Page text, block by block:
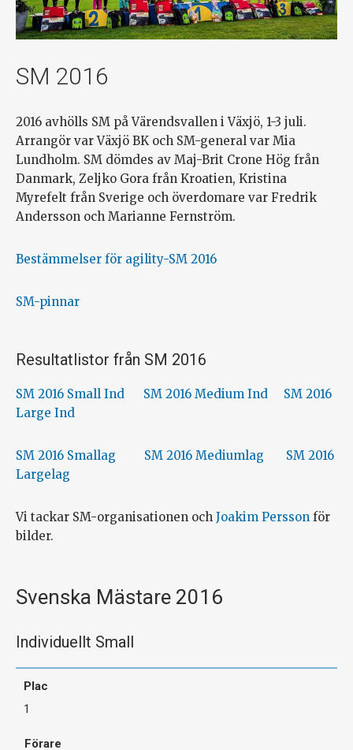
SM 2016
2016 avhölls SM på Värendsvallen i Växjö, 1-3 juli.
Arrangör var Växjö BK och SM-general var Mia
Lundholm. SM dömdes av Maj-Brit Crone Hög från
Danmark, Zeljko Gora från Kroatien, Kristina
Myrefelt från Sverige och överdomare var Fredrik
Andersson och Marianne Fernström.
Bestämmelser för agility-SM 2016
SM-pinnar
Resultatlistor från SM 2016
SM 2016 Small Ind SM 2016 Medium Ind
SM 2016
Large Ind
SM 2016 Smallag SM 2016 Mediumlag
SM 2016
Largelag
Vi tackar SM-organisationen och Joakim Persson för
bilder.
Svenska Mästare 2016
Individuellt Small
1